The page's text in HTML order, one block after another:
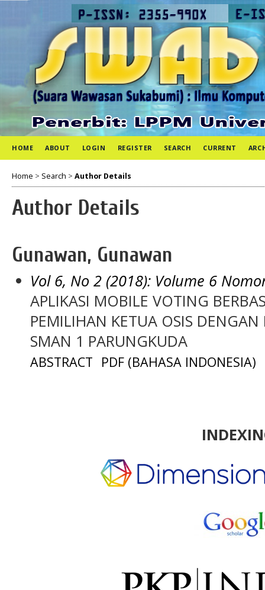
HOME ABOUT LOGIN REGISTER SEARCH CURRENT
Home > Search > Author Details
Author Details
Gunawan, Gunawan
Vol 6, No 2 (2018): Volume 6
APLIKASI MOBILE VOTING
PEMILIHAN KETUA OSIS
SMAN 1 PARUNGKUDA
ABSTRACT PDF (BAHASA INDONESIA)